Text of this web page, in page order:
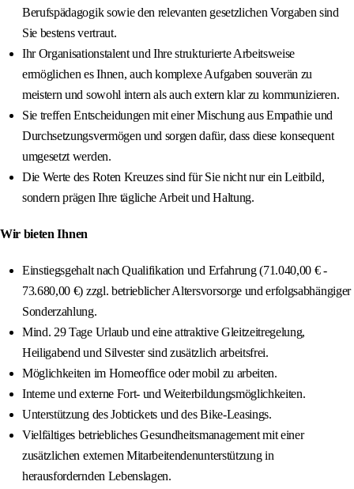
Berufspädagogik sowie den relevanten gesetzlichen Vorgaben sind
Sie bestens vertraut.
Ihr Organisationstalent und Ihre strukturierte Arbeitsweise
ermöglichen es Ihnen, auch komplexe Aufgaben souverän zu
meistern und sowohl intern als auch extern klar zu kommunizieren.
Sie treffen Entscheidungen mit einer Mischung aus Empathie und
Durchsetzungsvermögen und sorgen dafür, dass diese konsequent
umgesetzt werden.
Die Werte des Roten Kreuzes sind für Sie nicht nur ein Leitbild,
sondern prägen Ihre tägliche Arbeit und Haltung.
Wir bieten Ihnen
Einstiegsgehalt nach Qualifikation und Erfahrung (71.040,00 € -
73.680,00 €) zzgl. betrieblicher Altersvorsorge und erfolgsabhängiger
Sonderzahlung.
Mind. 29 Tage Urlaub und eine attraktive Gleitzeitregelung,
Heiligabend und Silvester sind zusätzlich arbeitsfrei.
Möglichkeiten im Homeoffice oder mobil zu arbeiten.
Interne und externe Fort- und Weiterbildungsmöglichkeiten.
Unterstützung des Jobtickets und des Bike-Leasings.
Vielfältiges betriebliches Gesundheitsmanagement mit einer
zusätzlichen externen Mitarbeitendenunterstützung in
herausfordernden Lebenslagen.